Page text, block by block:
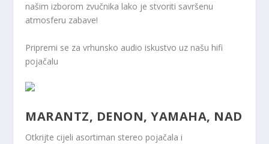
našim izborom zvučnika lako je stvoriti savršenu
atmosferu zabave!
Pripremi se za vrhunsko audio iskustvo uz našu hifi
pojačalu
MARANTZ, DENON, YAMAHA, NAD
Otkrijte cijeli asortiman stereo pojačala i